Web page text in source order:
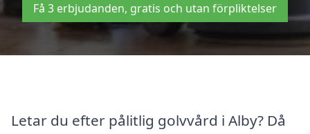
Få 3 erbjudanden, gratis och utan förpliktelser
Letar du efter pålitlig golvvård i Alby? Då